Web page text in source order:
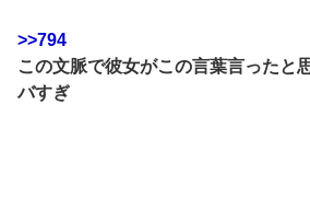
>>794
この文脈で彼女がこの言葉言ったと
バすぎ